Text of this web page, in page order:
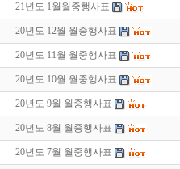
21년도 1월월중행사표
20년도 12월 월중행사표
20년도 11월 월중행사표
20년도 10월 월중행사표
20년도 9월 월중행사표
20년도 8월 월중행사표
20년도 7월 월중행사표